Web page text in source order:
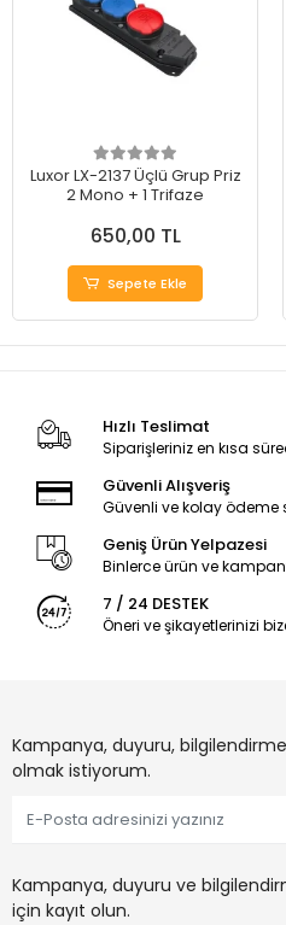
Luxor LX-2137 Üçlü Grup Priz
2 Mono + 1 Trifaze
650,00 TL
Sepete Ekle
Hızlı Teslimat
Siparişleriniz en kısa
Güvenli Alışveriş
Güvenli ve kolay ödeme
Geniş Ürün Yelpazesi
Binlerce ürün ve
7 / 24 DESTEK
Öneri ve şikayetlerinizi
Kampanya, duyuru,
olmak istiyorum.
Kampanya, duyuru ve
için kayıt olun.